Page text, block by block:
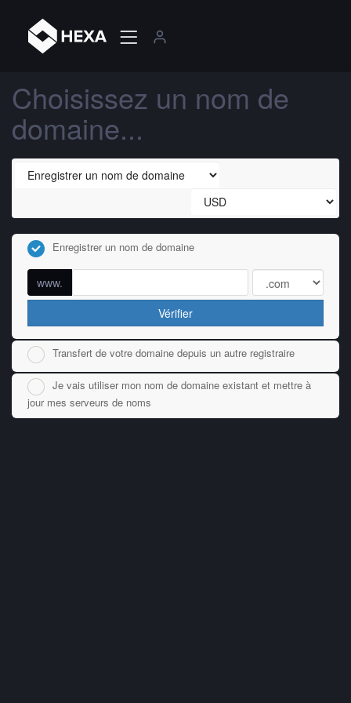
Choisissez un nom de
domaine...
Enregistrer un nom de domaine
www.
Vérifier
Transfert de votre domaine depuis un autre registraire
Je vais utiliser mon nom de domaine existant et mettre à
jour mes serveurs de noms